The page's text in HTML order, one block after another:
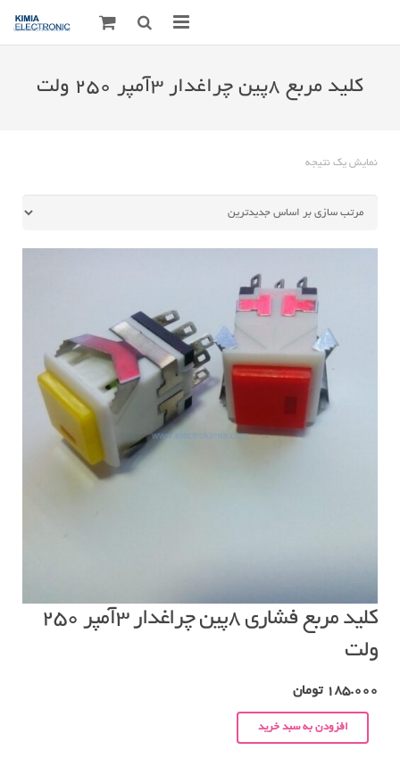
کلید مربع ۸پین چراغدار ۳آمپر ۲۵۰ ولت
نمایش یک نتیجه
کلید مربع فشاری ۸پین چراغدار ۳آمپر ۲۵۰
ولت
185.000 تومان
افزودن به سبد خرید